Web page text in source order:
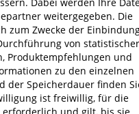
zzgl.Versandkosten.
weitergegeben. Die
zum Zwecke der
von statistischer
Produktempfehlungen und
zu den einzelnen
der Speicherdauer finden
ist freiwillig, für die